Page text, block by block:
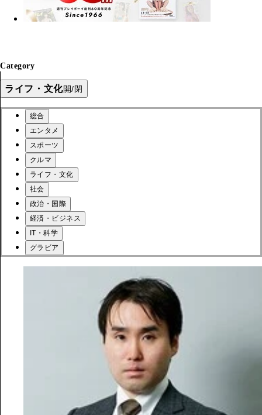
Category
ライフ・文化開/閉
総合
エンタメ
スポーツ
クルマ
ライフ・文化
社会
政治・国際
経済・ビジネス
IT・科学
グラビア